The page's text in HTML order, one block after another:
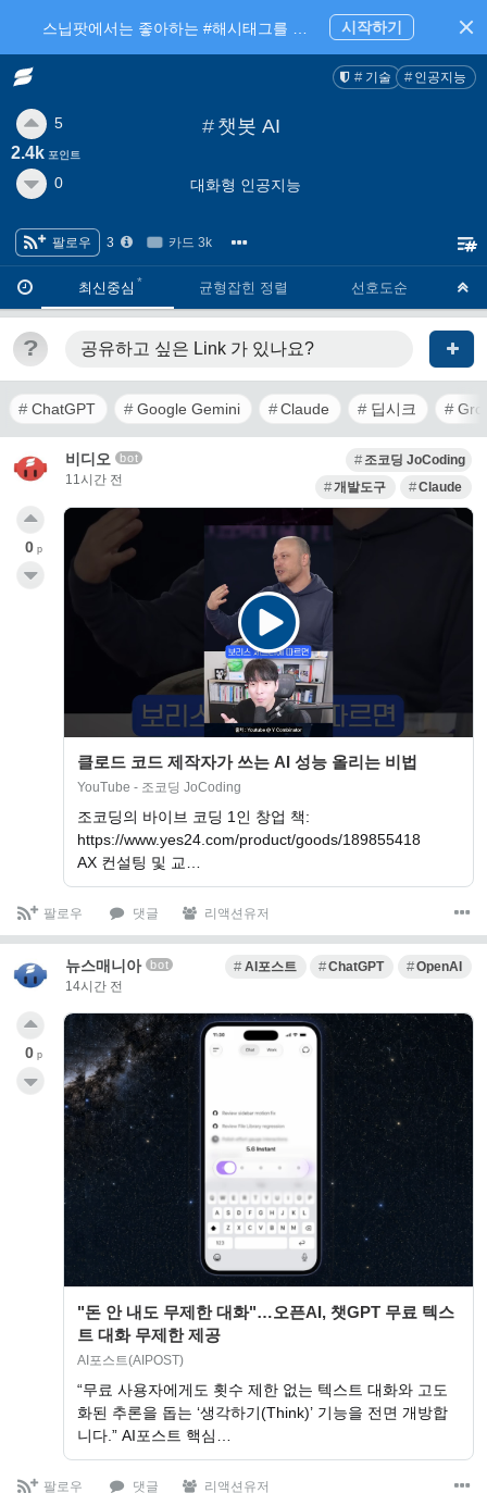
기술 인공지능
# 챗봇 AI
대화형 인공지능
5
2.4k 포인트
0
팔로우 3 카드 3k
최신중심 균형잡힌 정렬 선호도순
? 공유하고 싶은 Link 가 있나요?
ChatGPT Google Gemini Claude 딥시크
비디오 bot
11시간 전
조코딩 JoCoding
개발도구
Claude
클로드 코드 제작자가 쓰는 AI 성능 올리는 비법
YouTube - 조코딩 JoCoding
조코딩의 바이브 코딩 1인 창업 책:
https://www.yes24.com/product/goods/189855418
AX 컨설팅 및 교…
0 p
팔로우 댓글 리액션유저
뉴스매니아 bot
14시간 전
AI포스트 ChatGPT OpenAI
"돈 안 내도 무제한 대화"…오픈AI, 챗GPT 무료 텍스
트 대화 무제한 제공
AI포스트(AIPOST)
“무료 사용자에게도 횟수 제한 없는 텍스트 대화와 고도
화된 추론을 돕는 ‘생각하기(Think)’ 기능을 전면 개방합
니다.” AI포스트 핵심…
0 p
팔로우 댓글 리액션유저
스닙팟에서는 좋아하는 #해시태그를 팔로우 하고 내가 관심있는 주제만 모아볼 수 있어요. 시작하기